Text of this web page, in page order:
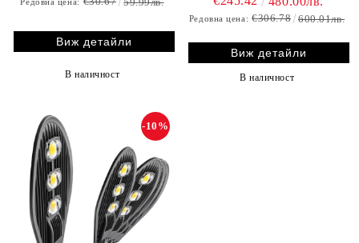
Виж детайли
В наличност
Редовна цена: €306.78 600.01лв.
Виж детайли
В наличност
-10%